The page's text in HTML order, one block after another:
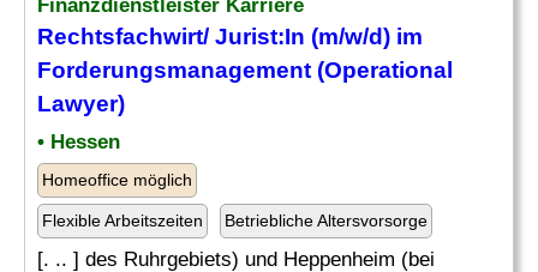
Finanzdienstleister Karriere
Rechtsfachwirt/ Jurist:In (m/w/d) im
Forderungsmanagement (Operational
Lawyer)
• Hessen
Homeoffice möglich
Flexible Arbeitszeiten Betriebliche Altersvorsorge
[. .. ] des Ruhrgebiets) und Heppenheim (bei